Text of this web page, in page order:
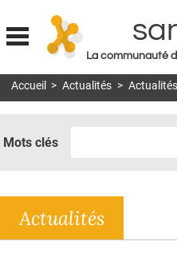
Jump to
La communauté
MON COMPTE
DOSSIERS
RÉSEAUX
Accueil > Actualités > Actualités
Mots clés
Actualités